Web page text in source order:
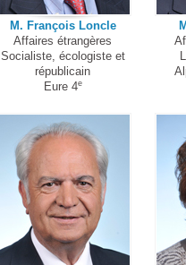
M. François Loncle
Affaires étrangères
Socialiste, écologiste et
républicain
Eure 4e